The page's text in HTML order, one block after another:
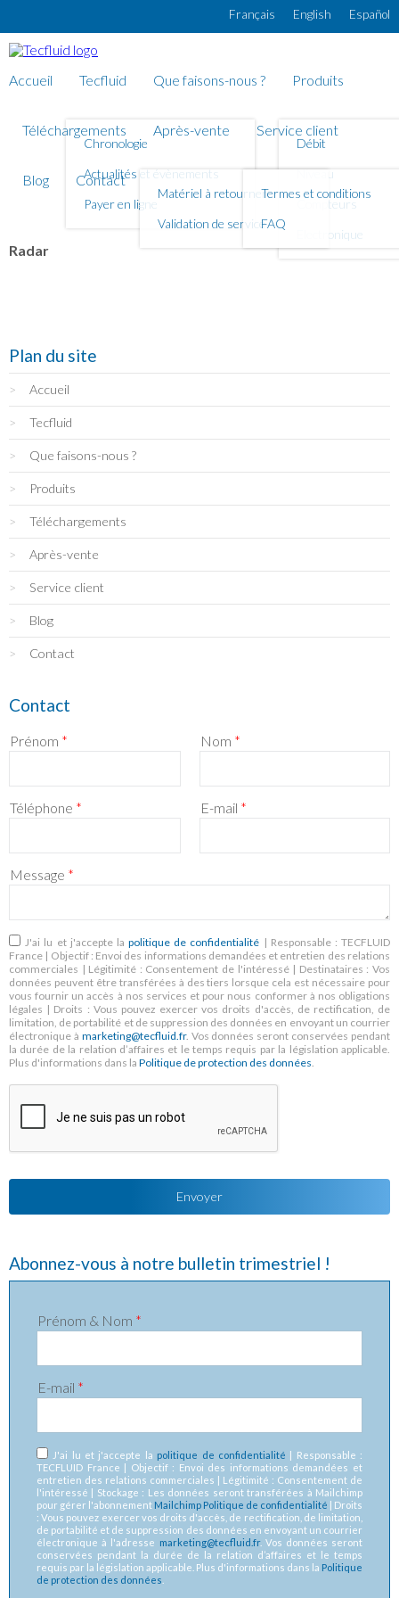
Français English Español
Accueil Tecfluid
Chronologie
Actualités et évènements
Payer en ligne
Que faisons-nous ? Produits
Débit
Niveau
Compteurs
Electronique
Téléchargements Après-vente
Matériel à retourner
Validation de service
Service client
Termes et conditions
FAQ
Blog Contact
Radar
Plan du site
Accueil
Tecfluid
Que faisons-nous ?
Produits
Téléchargements
Après-vente
Service client
Blog
Contact
Contact
Prénom * Nom *
Téléphone * E-mail *
Message *
RGPD *
J'ai lu et j'accepte lapolitique de confidentialité | Responsable : TECFLUID
France | Objectif : Envoi des informations demandées et entretien des relations
commerciales | Légitimité : Consentement de l'intéressé | Destinataires : Vos
données peuvent être transférées à des tiers lorsque cela est nécessaire pour
vous fournir un accès à nos services et pour nous conformer à nos obligations
légales | Droits : Vous pouvez exercer vos droits d'accès, de rectification, de
limitation, de portabilité et de suppression des données en envoyant un courrier
électronique à marketing@tecfluid.fr. Vos données seront conservées pendant
la durée de la relation d’affaires et le temps requis par la législation applicable.
Plus d'informations dans la Politique de protection des données.
Abonnez-vous à notre bulletin trimestriel !
Prénom & Nom *
E-mail *
RGPD*
J'ai lu et j'accepte la politique de confidentialité | Responsable :
TECFLUID France | Objectif : Envoi des informations demandées et
entretien des relations commerciales | Légitimité : Consentement de
l'intéressé | Stockage : Les données seront transférées à Mailchimp
pour gérer l'abonnement Mailchimp Politique de confidentialité | Droits
: Vous pouvez exercer vos droits d'accès, de rectification, de limitation,
de portabilité et de suppression des données en envoyant un courrier
électronique à l'adresse marketing@tecfluid.fr. Vos données seront
conservées pendant la durée de la relation d’affaires et le temps
requis par la législation applicable. Plus d'informations dans la Politique
de protection des données